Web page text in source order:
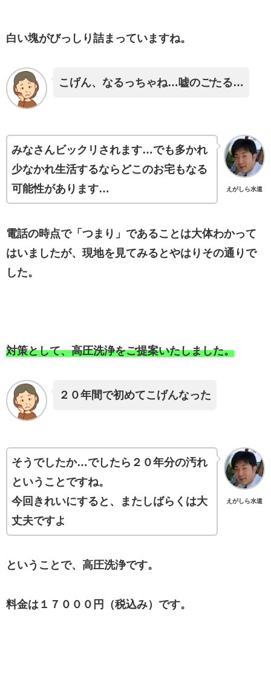
白い塊がびっしり詰まっていますね。
こげん、なるっちゃね…嘘のごたる…
えがしら水道
みなさんビックリされます…でも多かれ
少なかれ生活するならどこのお宅もなる
可能性があります…
電話の時点で「つまり」であることは大体わかって
はいましたが、現地を見てみるとやはりその通りで
した。
対策として、高圧洗浄をご提案いたしました。
２０年間で初めてこげんなった
えがしら水道
そうでしたか…でしたら２０年分の汚れ
ということですね。
今回きれいにすると、またしばらくは大
丈夫ですよ
ということで、高圧洗浄です。
料金は１７０００円（税込み）です。